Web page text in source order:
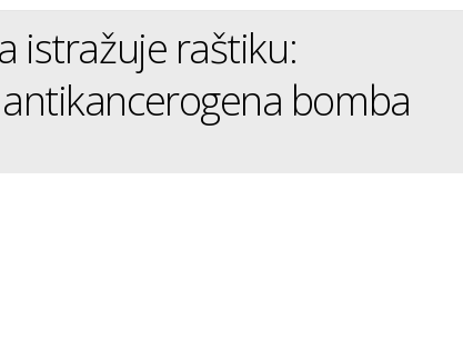
istražuje raštiku:
bomba